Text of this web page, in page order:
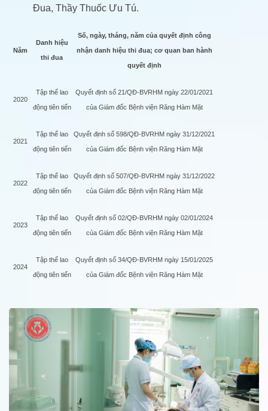
Đua, Thầy Thuốc Ưu Tú.
Năm
Danh hiệu
thi đua
Số, ngày, tháng, năm của quyết định công
nhận danh hiệu thi đua; cơ quan ban hành
quyết định
2020
Tập thể lao
động tiên tiến
Quyết định số 21/QĐ-BVRHM ngày 22/01/2021
của Giám đốc Bệnh viện Răng Hàm Mặt
2021
Tập thể lao
động tiên tiến
Quyết định số 598/QĐ-BVRHM ngày 31/12/2021
của Giám đốc Bệnh viện Răng Hàm Mặt
2022
Tập thể lao
động tiên tiến
Quyết định số 507/QĐ-BVRHM ngày 31/12/2022
của Giám đốc Bệnh viện Răng Hàm Mặt
2023
Tập thể lao
động tiên tiến
Quyết định số 02/QĐ-BVRHM ngày 02/01/2024
của Giám đốc Bệnh viện Răng Hàm Mặt
2024
Tập thể lao
động tiên tiến
Quyết định số 34/QĐ-BVRHM ngày 15/01/2025
của Giám đốc Bệnh viện Răng Hàm Mặt